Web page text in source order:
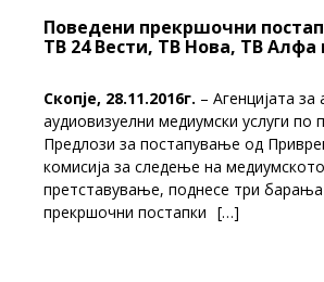
Поведени прекршочни
ТВ 24 Вести, ТВ Нова, ТВ Алфа
Скопје, 28.11.2016г. – Агенцијата за
аудиовизуелни медиумски услуги по
Предлози за постапување од
комисија за следење на медиумското
претставување, поднесе три
прекршочни постапки […]